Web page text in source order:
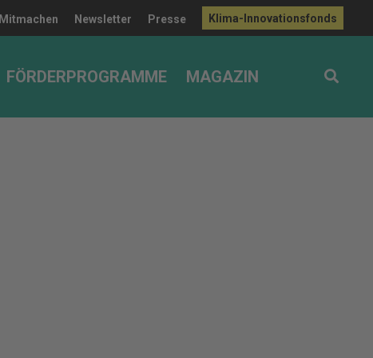
Mitmachen Newsletter Presse Klima-Innovationsfonds
FÖRDERPROGRAMME MAGAZIN